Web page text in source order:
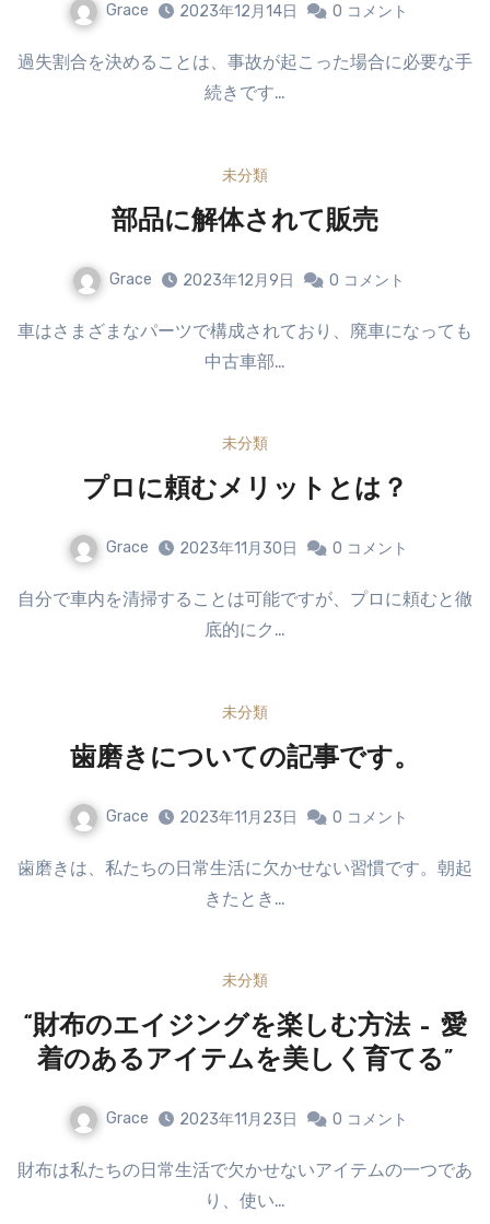
Grace 2023年12月14日 0 コメント
過失割合を決めることは、事故が起こった場合に必要な手
続きです…
未分類
部品に解体されて販売
Grace 2023年12月9日 0 コメント
車はさまざまなパーツで構成されており、廃車になっても
中古車部…
未分類
プロに頼むメリットとは？
Grace 2023年11月30日 0 コメント
自分で車内を清掃することは可能ですが、プロに頼むと徹
底的にク…
未分類
歯磨きについての記事です。
Grace 2023年11月23日 0 コメント
歯磨きは、私たちの日常生活に欠かせない習慣です。朝起
きたとき…
未分類
“財布のエイジングを楽しむ方法 – 愛
着のあるアイテムを美しく育てる”
Grace 2023年11月23日 0 コメント
財布は私たちの日常生活で欠かせないアイテムの一つであ
り、使い…